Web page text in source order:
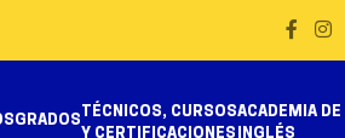
TÉCNICOS, CURSOS
Y CERTIFICACIONES
ACADEMIA DE
INGLÉS